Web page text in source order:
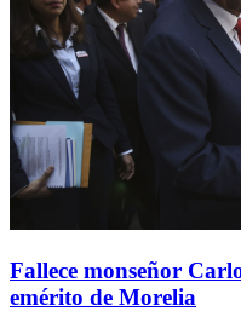
Fallece monseñor
emérito de Morelia